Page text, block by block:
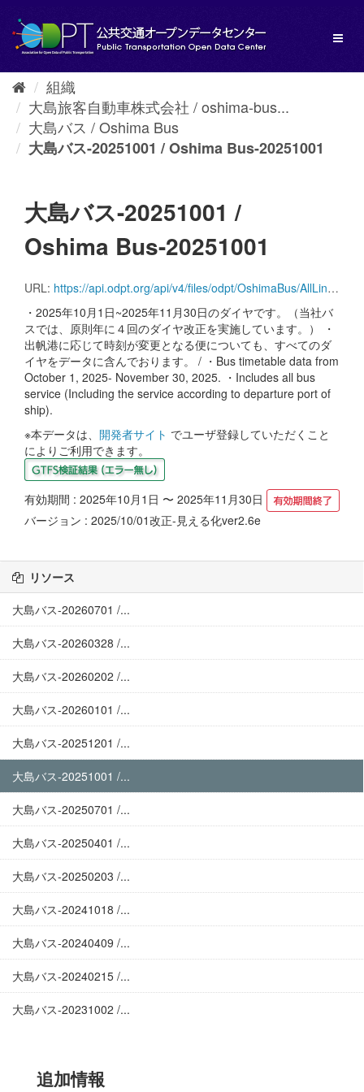
し
組織
大島旅客自動車株式会社 / oshima-bus...
大島バス / Oshima Bus
大島バス-20251001 / Oshima Bus-20251001
大島バス-20251001 /
Oshima Bus-20251001
URL: https://api.odpt.org/api/v4/files/odpt/OshimaBus/AllLines.zip?date=20251001&acl:consumerKey=[アクセストークン/YOUR_ACCESS_TOKEN]
・2025年10月1日~2025年11月30日のダイヤです。（当社バ
スでは、原則年に４回のダイヤ改正を実施しています。） ・
出帆港に応じて時刻が変更となる便についても、すべてのダ
イヤをデータに含んでおります。 / ・Bus timetable data from
October 1, 2025- November 30, 2025. ・Includes all bus
service (Including the service according to departure port of
ship).
※本データは、 開発者サイト でユーザ登録していただくこと
によりご利用できます。
有効期間 : 2025年10月1日 〜 2025年11月30日
バージョン : 2025/10/01改正-見える化ver2.6e
リソース
大島バス-20260701 /...
大島バス-20260328 /...
大島バス-20260202 /...
大島バス-20260101 /...
大島バス-20251201 /...
大島バス-20251001 /...
大島バス-20250701 /...
大島バス-20250401 /...
大島バス-20250203 /...
大島バス-20241018 /...
大島バス-20240409 /...
大島バス-20240215 /...
大島バス-20231002 /...
追加情報